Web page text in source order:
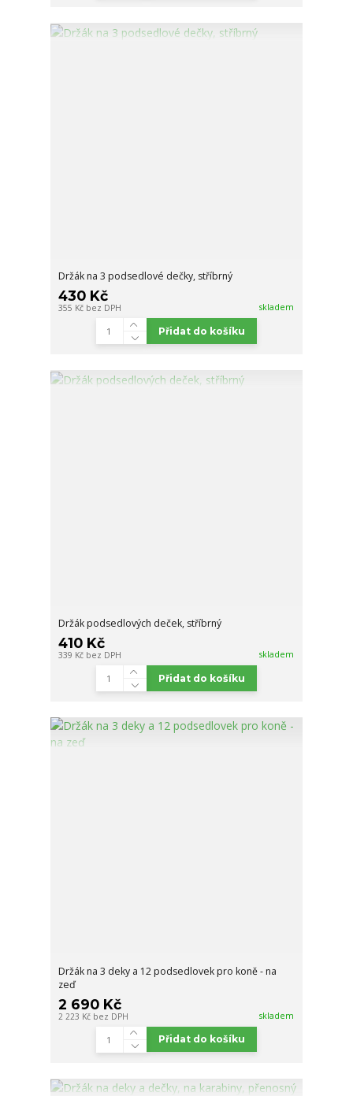
Držák na 3 podsedlové dečky, stříbrný
430 Kč
355 Kč bez DPH skladem
Přidat do košíku
Držák podsedlových deček, stříbrný
410 Kč
339 Kč bez DPH skladem
Přidat do košíku
Držák na 3 deky a 12 podsedlovek pro koně - na
zeď
2 690 Kč
2 223 Kč bez DPH skladem
Přidat do košíku